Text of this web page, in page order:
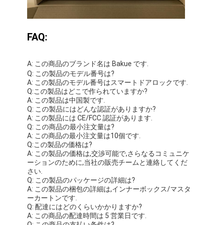
FAQ:
A: この商品のブランド名は Bakue です.
Q: この製品のモデル番号は?
A: この製品のモデル番号はスマートドアロックです.
Q:この製品はどこで作られていますか?
A: この製品は中国製です.
Q: この製品にはどんな認証がありますか?
A: この製品には CE/FCC 認証があります.
Q: この商品の最小注文量は?
A: この商品の最小注文量は10個です.
Q:この製品の価格は?
A: この製品の価格は,交渉可能で,さらなるコミュニケ
ーションのために,当社の販売チームと連絡してくだ
さい.
Q: この製品のパッケージの詳細は?
A: この製品の梱包の詳細は,インナーボックス/マスタ
ーカートンです.
Q: 配達にはどのくらいかかりますか?
A: この商品の配達時間は 5 営業日です.